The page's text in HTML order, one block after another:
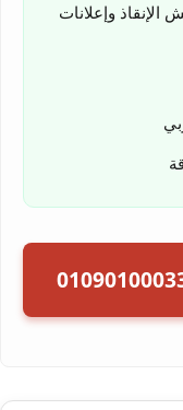
الإنقاذ وإعلانات